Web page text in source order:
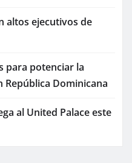
altos ejecutivos de
para potenciar la
Dominicana
al United Palace este